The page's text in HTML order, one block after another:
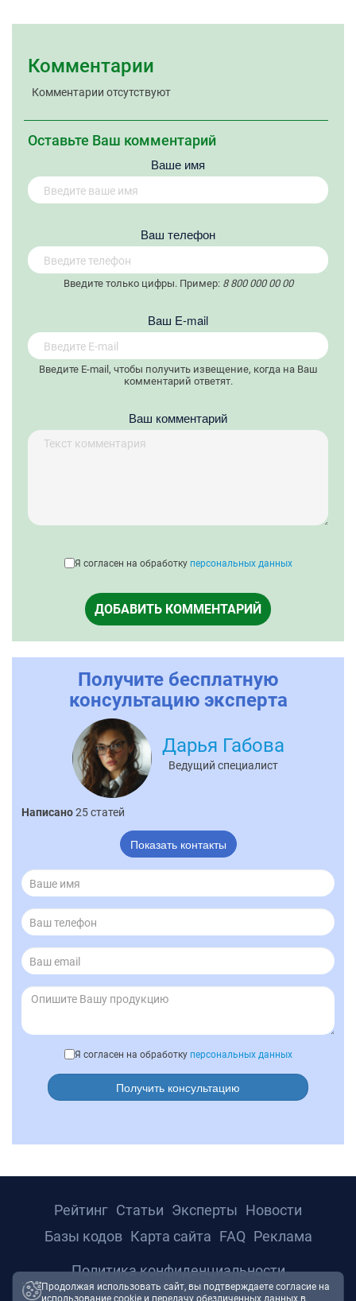
Комментарии
Комментарии отсутствуют
Оставьте Ваш комментарий
Ваше имя
Вaш телефон
Введите только цифры. Пример: 8 800 000 00 00
Вaш E-mail
Введите E-mail, чтобы получить извещение, когда на Ваш
комментарий ответят.
Ваш комментарий
Я согласен на обработку персональных данных
ДОБАВИТЬ КОММЕНТАРИЙ
Получите бесплатную
консультацию эксперта
Дарья Габова
Ведущий специалист
Написано25 статей
Показать контакты
Я согласен на обработку персональных данных
Получить консультацию
Рейтинг Статьи Эксперты Новости
Базы кодов Карта сайта FAQ Реклама
Политика конфиденциальности
Продолжая использовать сайт, вы подтверждаете согласие на
использование cookie и передачу обезличенных данных в